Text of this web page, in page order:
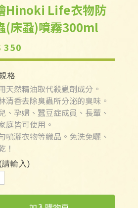
Hinoki Life衣物防
(床蝨)噴霧300ml
350
格
天然精油取代殺蟲劑成分。
清香去除臭蟲所分泌的臭味。
、孕婦、蠶豆症成員、長輩、
庭皆可使用。
噴灑衣物等織品。免洗免曬、
！
請輸入)